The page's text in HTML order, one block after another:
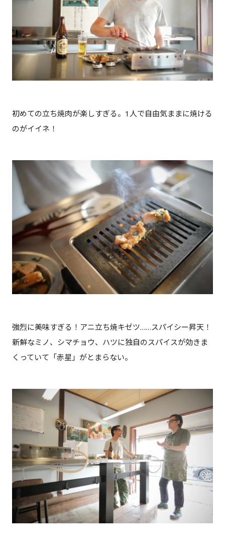
初めての立ち焼肉が楽しすぎる。1人で自由気ままに焼ける
のがイイネ！
強烈に美味すぎる！アニ立ち焼キゼツ……スパイシー昇天！
新鮮なミノ、シマチョウ、ハツに独自のスパイスが効きま
くっていて「赤星」がとまらない。